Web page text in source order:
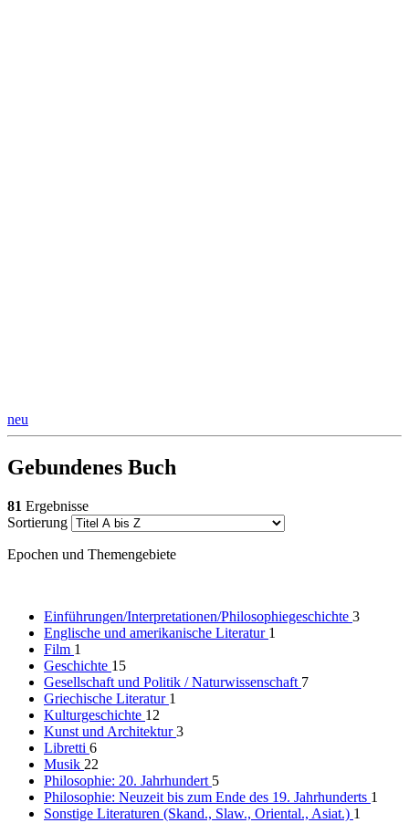
neu
Gebundenes Buch
81 Ergebnisse
Sortierung
Epochen und Themengebiete
Einführungen/Interpretationen/Philosophiegeschichte 3
Englische und amerikanische Literatur 1
Film 1
Geschichte 15
Gesellschaft und Politik / Naturwissenschaft 7
Griechische Literatur 1
Kulturgeschichte 12
Kunst und Architektur3
Libretti 6
Musik 22
Philosophie: 20. Jahrhundert 5
Philosophie: Neuzeit bis zum Ende des 19. Jahrhunderts 1
Sonstige Literaturen (Skand., Slaw., Oriental., Asiat.) 1